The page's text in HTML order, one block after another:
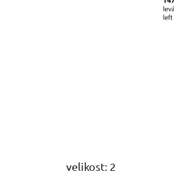
velikost: 2